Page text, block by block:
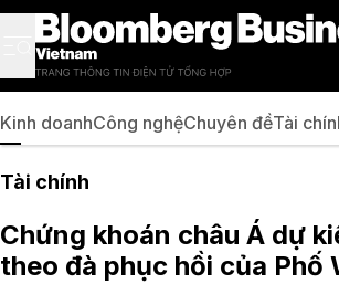
Kinh doanhCông nghệChuyên đềTài
Tài chính
Chứng khoán châu Á dự
theo đà phục hồi của Phố